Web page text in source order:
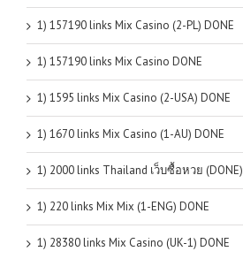
1) 157190 links Mix Casino (2-PL) DONE
1) 157190 links Mix Casino DONE
1) 1595 links Mix Casino (2-USA) DONE
1) 1670 links Mix Casino (1-AU) DONE
1) 2000 links Thailand เว็บซื้อหวย (DONE)
1) 220 links Mix Mix (1-ENG) DONE
1) 28380 links Mix Casino (UK-1) DONE